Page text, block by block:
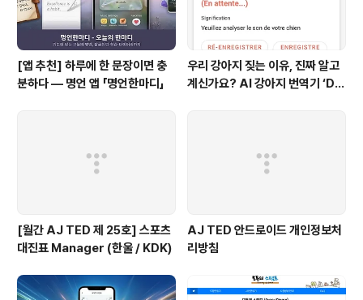
[앱 추천] 하루에 한 문장이면 충
분하다 — 명언 앱 「명언한마디」
우리 강아지 짖는 이유, 진짜 알고
계신가요? AI 강아지 번역기 ‘Do
[월간 AJ TED 제 25호] 스포츠
대진표 Manager (한울 / KDK)
AJ TED 안드로이드 개인정보처
리방침